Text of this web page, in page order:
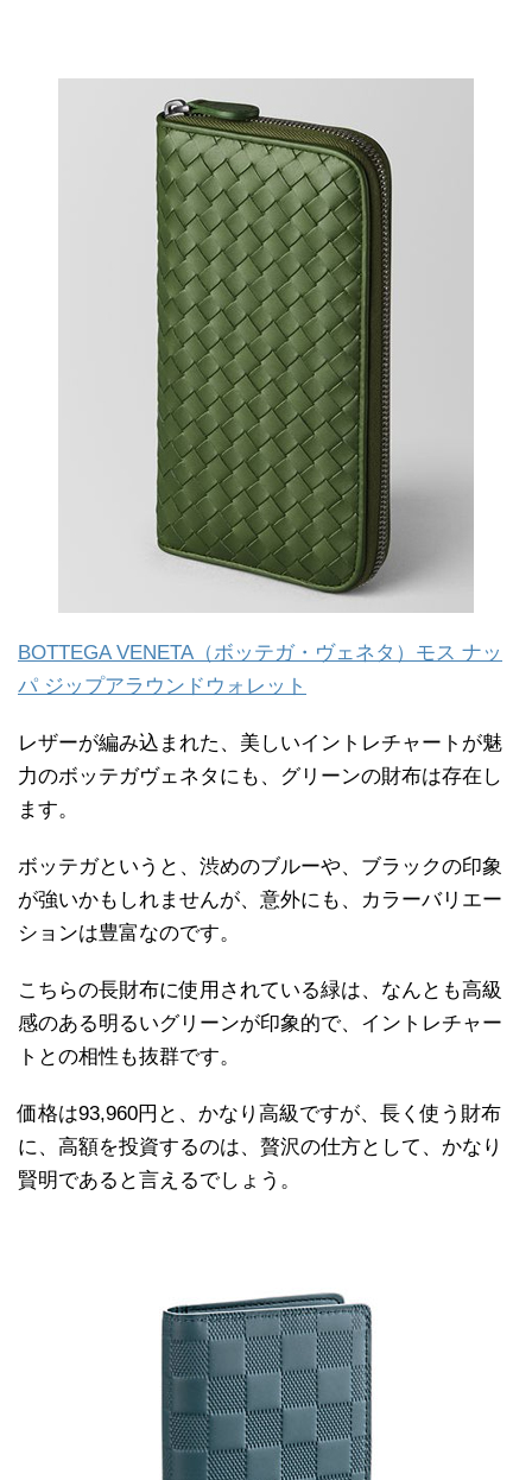
BOTTEGA VENETA（ボッテガ・ヴェネタ）モス ナッ
パ ジップアラウンドウォレット
レザーが編み込まれた、美しいイントレチャートが魅
力のボッテガヴェネタにも、グリーンの財布は存在し
ます。
ボッテガというと、渋めのブルーや、ブラックの印象
が強いかもしれませんが、意外にも、カラーバリエー
ションは豊富なのです。
こちらの長財布に使用されている緑は、なんとも高級
感のある明るいグリーンが印象的で、イントレチャー
トとの相性も抜群です。
価格は93,960円と、かなり高級ですが、長く使う財布
に、高額を投資するのは、贅沢の仕方として、かなり
賢明であると言えるでしょう。